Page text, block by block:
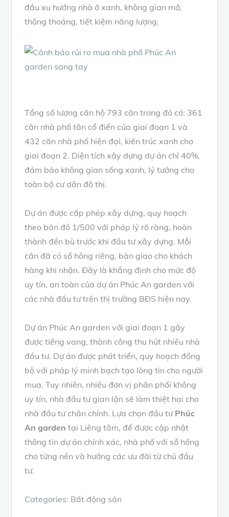
đầu xu hướng nhà ở xanh, không gian mở,
thông thoáng, tiết kiệm năng lượng.
Tổng số lượng căn hộ 793 căn trong đó có: 361
căn nhà phố tân cổ điển của giai đoạn 1 và
432 căn nhà phố hiện đại, kiến trúc xanh cho
giai đoạn 2. Diện tích xây dựng dự án chỉ 40%,
đảm bảo không gian sống xanh, lý tưởng cho
toàn bộ cư dân đô thị.
Dự án được cấp phép xây dựng, quy hoạch
theo bản đồ 1/500 với pháp lý rõ ràng, hoàn
thành đền bù trước khi đầu tư xây dựng. Mỗi
căn đã có sổ hồng riêng, bàn giao cho khách
hàng khi nhận. Đây là khẳng định cho mức độ
uy tín, an toàn của dự án Phúc An garden với
các nhà đầu tư trên thị trường BĐS hiện nay.
Dự án Phúc An garden với giai đoạn 1 gây
được tiếng vang, thành công thu hút nhiều nhà
đầu tư. Dự án được phát triển, quy hoạch đồng
bộ với pháp lý minh bạch tạo lòng tin cho người
mua. Tuy nhiên, nhiều đơn vị phân phối không
uy tín, nhà đầu tư gian lận sẽ làm thiệt hại cho
nhà đầu tư chân chính. Lựa chọn đầu tư Phúc
An garden tại Liêng tâm, để được cập nhật
thông tin dự án chính xác, nhà phố với sổ hồng
cho từng nền và hưởng các ưu đãi từ chủ đầu
tư.
Categories: Bất động sản